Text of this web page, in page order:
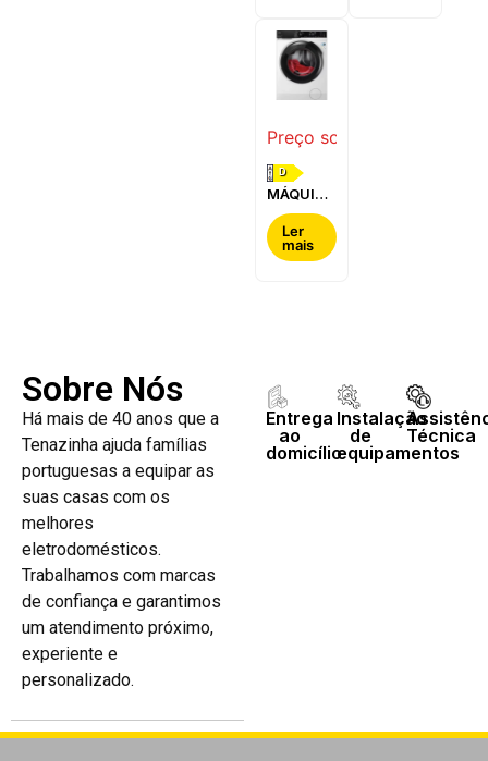
Preço sob consulta
D
MÁQUINA
DE LAVAR
E SECAR
ROUPA
AEG -
Ler
mais
Sobre Nós
Há mais de 40 anos que a
Tenazinha ajuda famílias
portuguesas a equipar as
suas casas com os
melhores
eletrodomésticos.
Trabalhamos com marcas
de confiança e garantimos
um atendimento próximo,
experiente e
personalizado.
Entrega
ao
domicílio
Instalação
de
equipamentos
Técnica